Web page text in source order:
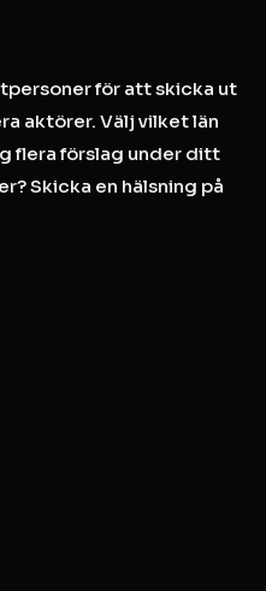
för att skicka ut
aktörer. Välj vilket län
flera förslag under ditt
Skicka en hälsning på